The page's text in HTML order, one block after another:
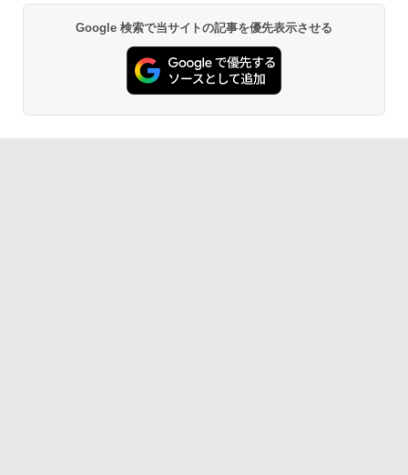
Google 検索で当サイトの記事を優先表示させる